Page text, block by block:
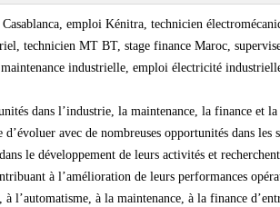
emploi Kénitra, technicien
technicien MT BT, stage finance Maroc,
industrielle, emploi électricité
dans l’industrie, la maintenance, la finance et
avec de nombreuses opportunités dans les
le développement de leurs activités et
à l’amélioration de leurs performances
l’automatisme, à la maintenance, à la finance